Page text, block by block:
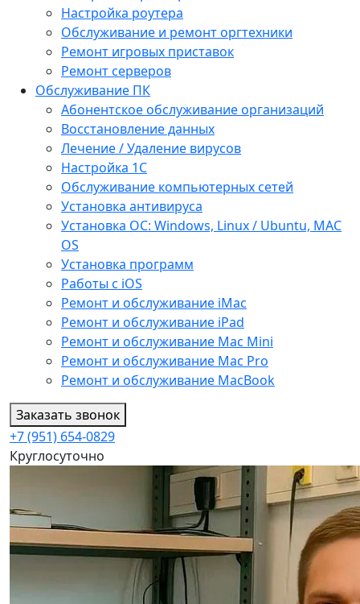
Настройка роутера
Обслуживание и ремонт оргтехники
Ремонт игровых приставок
Ремонт серверов
Обслуживание ПК
Абонентское обслуживание организаций
Восстановление данных
Лечение / Удаление вирусов
Настройка 1С
Обслуживание компьютерных сетей
Установка антивируса
Установка ОС: Windows, Linux / Ubuntu, МАС
OS
Установка программ
Работы с iOS
Ремонт и обслуживание iMac
Ремонт и обслуживание iPad
Ремонт и обслуживание Mac Mini
Ремонт и обслуживание Mac Pro
Ремонт и обслуживание MacBook
Заказать звонок
+7 (951) 654-0829
Круглосуточно